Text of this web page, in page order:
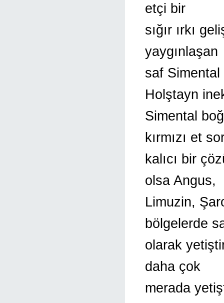
etçi bir
sığır ırkı
yaygınlaşan
saf
Holştayn
Simental
kırmızı et
kalıcı bir
olsa Angus,
Limuzin,
bölgelerde
olarak
daha çok
merada